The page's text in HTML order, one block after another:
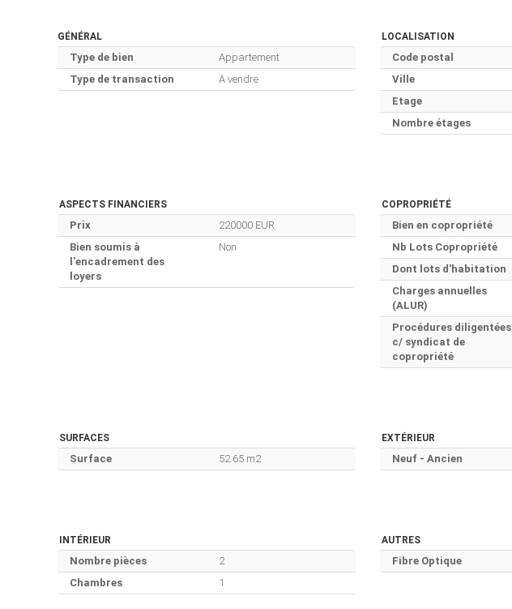
GÉNÉRAL
Type de bien
Appartement
Type de transaction
A vendre
LOCALISATION
Code postal
Ville
Etage
Nombre étages
ASPECTS FINANCIERS
Prix
220000 EUR
Bien soumis à
l'encadrement des
loyers
Non
COPROPRIÉTÉ
Bien en copropriété
Nb Lots Copropriété
Dont lots d'habitation
Charges annuelles
(ALUR)
Procédures diligentées
c/ syndicat de
copropriété
SURFACES
Surface 52.65 m2
EXTÉRIEUR
Neuf - Ancien
INTÉRIEUR
Nombre pièces
2
Chambres
1
AUTRES
Fibre Optique